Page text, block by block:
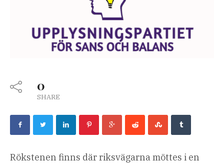
0
SHARE
Rökstenen finns där riksvägarna möttes i en